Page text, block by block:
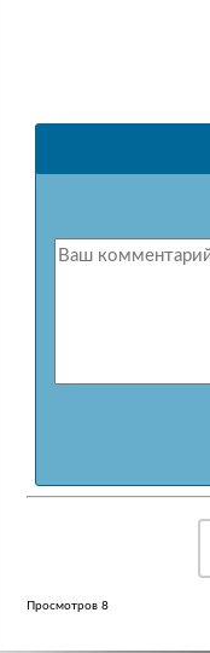
Просмотров 8